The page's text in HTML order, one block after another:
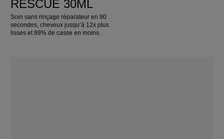
RESCUE 30ML
Soin sans rinçage réparateur en 90
secondes, cheveux jusqu’à 12x plus
lisses et 99% de casse en moins.